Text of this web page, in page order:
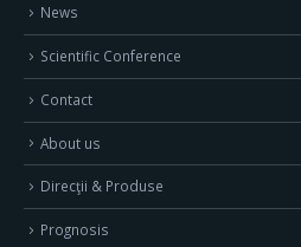
News
Scientific Conference
Contact
About us
Direcţii & Produse
Prognosis